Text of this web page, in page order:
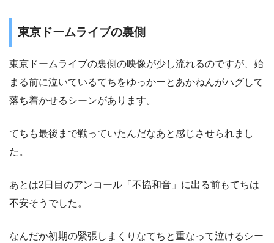
東京ドームライブの裏側
東京ドームライブの裏側の映像が少し流れるのですが、始
まる前に泣いているてちをゆっかーとあかねんがハグして
落ち着かせるシーンがあります。
てちも最後まで戦っていたんだなあと感じさせられまし
た。
あとは2日目のアンコール「不協和音」に出る前もてちは
不安そうでした。
なんだか初期の緊張しまくりなてちと重なって泣けるシー